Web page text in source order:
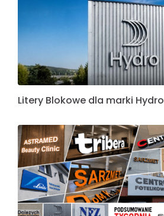
Litery Blokowe dla marki Hydro